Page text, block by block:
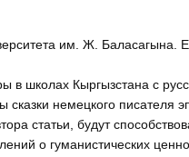
им. Ж. Баласагына.
в школах Кыргызстана с
сказки немецкого писателя
статьи, будут
о гуманистических